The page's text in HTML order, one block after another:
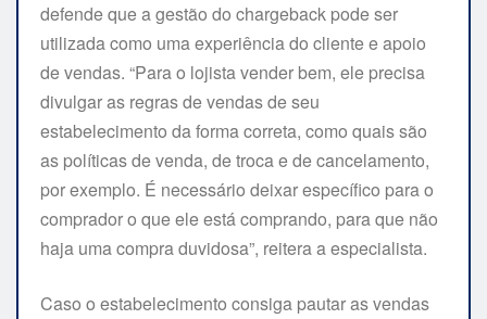
defende que a gestão do chargeback pode ser
utilizada como uma experiência do cliente e apoio
de vendas. “Para o lojista vender bem, ele precisa
divulgar as regras de vendas de seu
estabelecimento da forma correta, como quais são
as políticas de venda, de troca e de cancelamento,
por exemplo. É necessário deixar específico para o
comprador o que ele está comprando, para que não
haja uma compra duvidosa”, reitera a especialista.
Caso o estabelecimento consiga pautar as vendas